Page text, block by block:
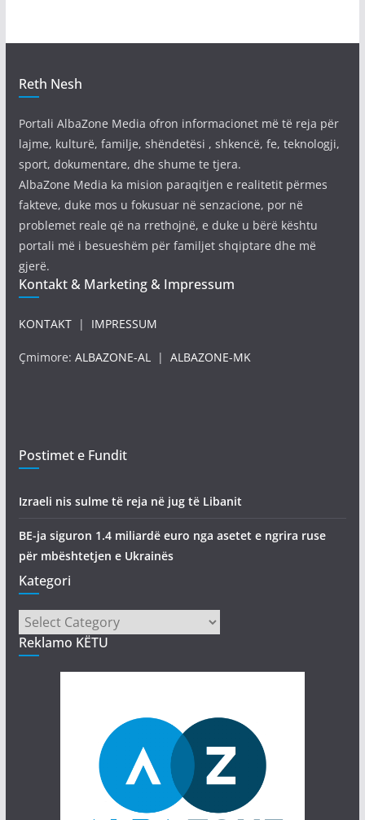
Reth Nesh
Portali AlbaZone Media ofron informacionet më të reja për
lajme, kulturë, familje, shëndetësi , shkencë, fe, teknologji,
sport, dokumentare, dhe shume te tjera.
AlbaZone Media ka mision paraqitjen e realitetit përmes
fakteve, duke mos u fokusuar në senzacione, por në
problemet reale që na rrethojnë, e duke u bërë kështu
portali më i besueshëm për familjet shqiptare dhe më
gjerë.
Kontakt & Marketing & Impressum
KONTAKT| IMPRESSUM
Çmimore: ALBAZONE-AL | ALBAZONE-MK
Postimet e Fundit
Izraeli nis sulme të reja në jug të Libanit
BE-ja siguron 1.4 miliardë euro nga asetet e ngrira ruse
për mbështetjen e Ukrainës
Kategori
Kategori
Reklamo KËTU